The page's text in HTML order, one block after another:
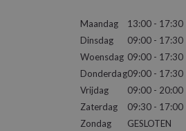
Maandag
Dinsdag
Woensdag
Donderdag
Vrijdag
Zaterdag
Zondag
13:00 - 17:30
09:00 - 17:30
09:00 - 17:30
09:00 - 17:30
09:00 - 20:00
09:30 - 17:00
GESLOTEN